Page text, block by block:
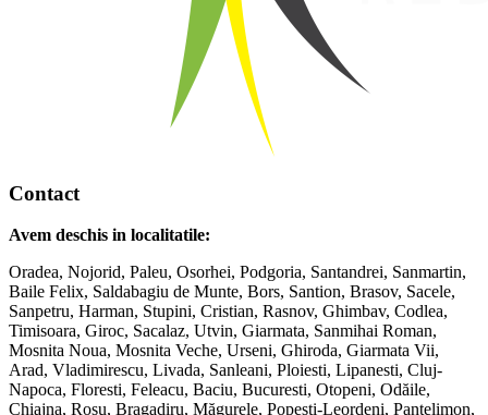
Contact
Avem deschis in localitatile:
Oradea, Nojorid, Paleu, Osorhei, Podgoria, Santandrei, Sanmartin,
Baile Felix, Saldabagiu de Munte, Bors, Santion, Brasov, Sacele,
Sanpetru, Harman, Stupini, Cristian, Rasnov, Ghimbav, Codlea,
Timisoara, Giroc, Sacalaz, Utvin, Giarmata, Sanmihai Roman,
Mosnita Noua, Mosnita Veche, Urseni, Ghiroda, Giarmata Vii,
Arad, Vladimirescu, Livada, Sanleani, Ploiesti, Lipanesti, Cluj-
Napoca, Floresti, Feleacu, Baciu, Bucuresti, Otopeni, Odăile,
Chiajna, Roșu, Bragadiru, Măgurele, Popesti-Leordeni, Pantelimon,